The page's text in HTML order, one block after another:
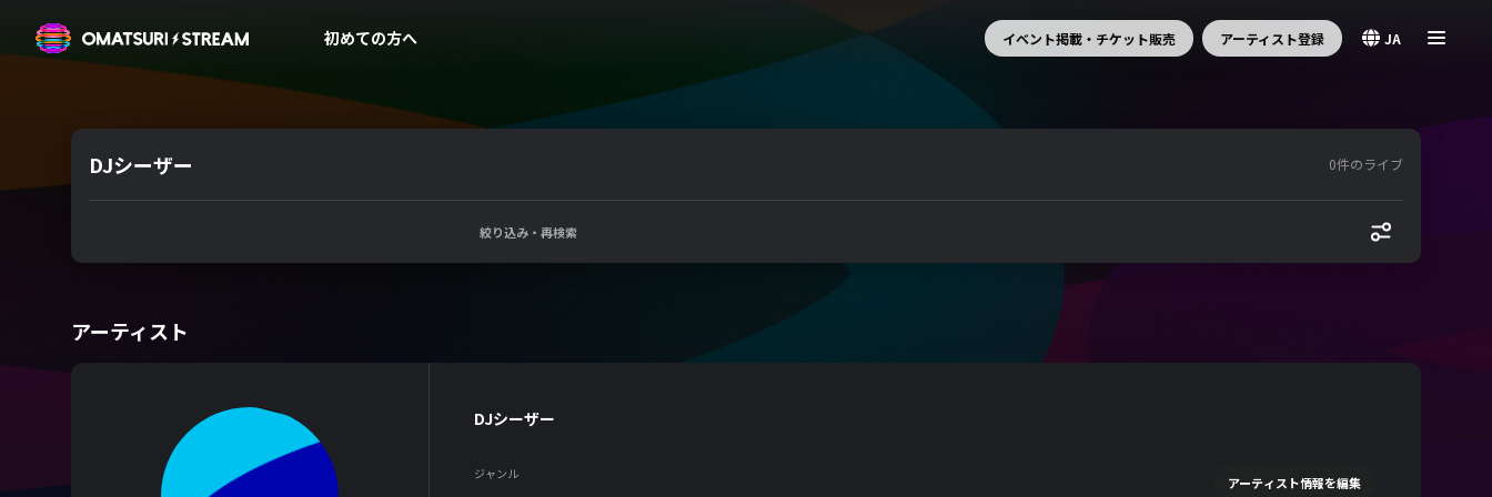
OMATSURI STREAM初めての方へ イベント掲載・チケット販売 アーティスト登録 JA
DJシーザー 0件のライブ
絞り込み・再検索
アーティスト
DJシーザー
ジャンル
アーティスト情報を編集